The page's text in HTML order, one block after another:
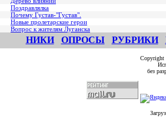
Поздравлялка
Почему Густав-"Густав".
Hовые пролетарские герои
Вопрос к жителям Луганска
НИКИ ОПРОСЫ РУБРИКИ
без